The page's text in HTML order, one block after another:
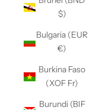
$)
Bulgaria (EUR
€)
Burkina Faso
(XOF Fr)
Burundi (BIF